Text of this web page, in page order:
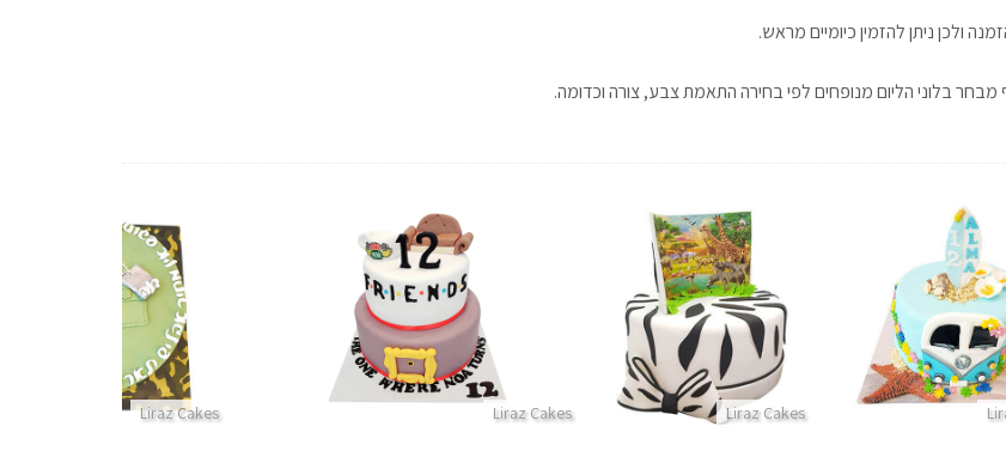
ולכן ניתן להזמין כיומיים מראש.
מבחר בלוני הליום מנופחים לפי בחירה התאמת צבע, צורה וכדומה.
Liraz Cakes
Liraz Cakes
Liraz Cakes